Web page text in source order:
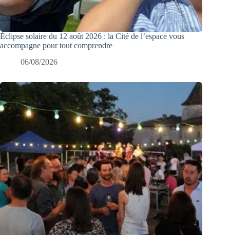
Éclipse solaire du 12 août 2026 : la Cité de l’espace vous
accompagne pour tout comprendre
06/08/2026